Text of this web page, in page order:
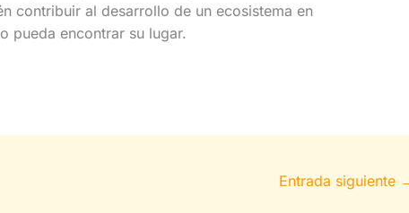
contribuir al desarrollo de un ecosistema en
pueda encontrar su lugar.
Entrada siguiente